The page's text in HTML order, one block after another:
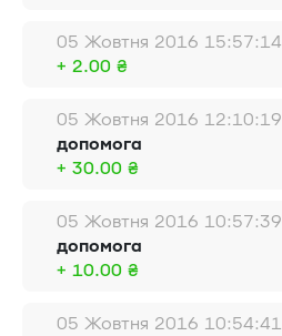
05 Жовтня 2016 15:57:14
+ 2.00 ₴
05 Жовтня 2016 12:10:19
допомога
+ 30.00 ₴
05 Жовтня 2016 10:57:39
допомога
+ 10.00 ₴
05 Жовтня 2016 10:54:41